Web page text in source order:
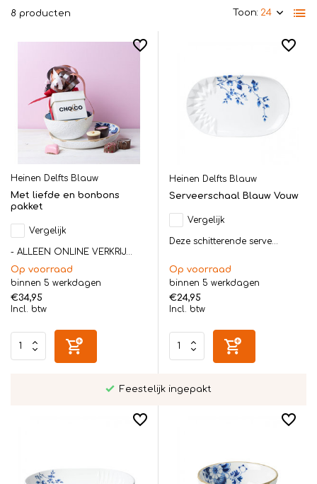
8 producten Toon:
Heinen Delfts Blauw
Met liefde en bonbons
pakket
Vergelijk
- ALLEEN ONLINE VERKRIJ...
Op voorraad
binnen 5 werkdagen
€34,95
Incl. btw
Heinen Delfts Blauw
Serveerschaal Blauw Vouw
Vergelijk
Deze schitterende serve...
Op voorraad
binnen 5 werkdagen
€24,95
Incl. btw
Persoonlijk bezorgd in Twente